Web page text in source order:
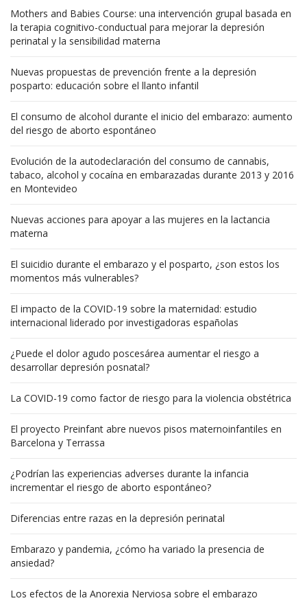
Mothers and Babies Course: una intervención grupal basada en
la terapia cognitivo-conductual para mejorar la depresión
perinatal y la sensibilidad materna
Nuevas propuestas de prevención frente a la depresión
posparto: educación sobre el llanto infantil
El consumo de alcohol durante el inicio del embarazo: aumento
del riesgo de aborto espontáneo
Evolución de la autodeclaración del consumo de cannabis,
tabaco, alcohol y cocaína en embarazadas durante 2013 y 2016
en Montevideo
Nuevas acciones para apoyar a las mujeres en la lactancia
materna
El suicidio durante el embarazo y el posparto, ¿son estos los
momentos más vulnerables?
El impacto de la COVID-19 sobre la maternidad: estudio
internacional liderado por investigadoras españolas
¿Puede el dolor agudo poscesárea aumentar el riesgo a
desarrollar depresión posnatal?
La COVID-19 como factor de riesgo para la violencia obstétrica
El proyecto Preinfant abre nuevos pisos maternoinfantiles en
Barcelona y Terrassa
¿Podrían las experiencias adverses durante la infancia
incrementar el riesgo de aborto espontáneo?
Diferencias entre razas en la depresión perinatal
Embarazo y pandemia, ¿cómo ha variado la presencia de
ansiedad?
Los efectos de la Anorexia Nerviosa sobre el embarazo